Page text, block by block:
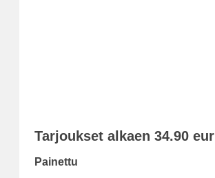
Tarjoukset alkaen 34.90 eur
Painettu